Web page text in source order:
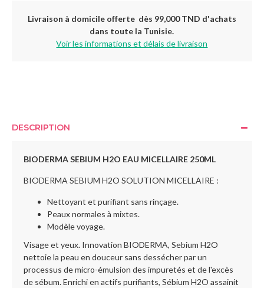
Livraison à domicile offerte dès 99,000 TND d'achats
dans toute la Tunisie.
Voir les informations et délais de livraison
DESCRIPTION
BIODERMA SEBIUM H2O EAU MICELLAIRE 250ML
BIODERMA SEBIUM H2O SOLUTION MICELLAIRE :
Nettoyant et purifiant sans rinçage.
Peaux normales à mixtes.
Modèle voyage.
Visage et yeux. Innovation BIODERMA, Sebium H2O
nettoie la peau en douceur sans dessécher par un
processus de micro-émulsion des impuretés et de l'excès
de sébum. Enrichi en actifs purifiants, Sébium H2O assainit